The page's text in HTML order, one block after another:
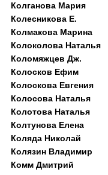
Колганова Мария
Колесникова Е.
Колмакова Марина
Колоколова Наталья
Коломяжцев Дж.
Колосков Ефим
Колоскова Евгения
Колосова Наталья
Колотова Наталья
Колтунова Елена
Коляда Николай
Колязин Владимир
Комм Дмитрий